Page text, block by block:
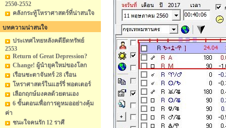
2550-2552
คลังกระทู้โหราศาสตร์ที่น่าสนใจ
บทความน่าสนใจ
ประเทศไทยหลังคดียึดทรัพย์
2553
Return of Great Depression?
Change! ผู้นำยุคใหม่ของโลก
เรือนชะตาจันทร์ 28 เรือน
โหราศาสตร์ในแฮร์รี่ พอตเตอร์
เลือกฤกษ์มงคลด้วยตนเอง
6 ขั้นตอนเพื่อการดูหมออย่างคุ้ม
ค่า
ชนะใจคนรัก 12 ราศี